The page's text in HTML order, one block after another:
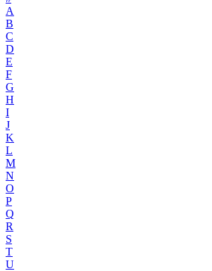
A
B
C
D
E
F
G
H
I
J
K
L
M
N
O
P
Q
R
S
T
U